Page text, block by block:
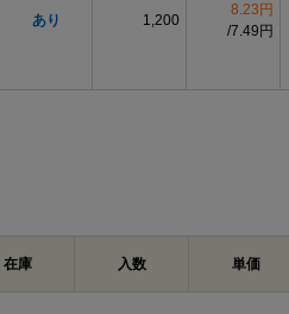
あり 1,200
8.23円
7.49円
在庫 入数 単価